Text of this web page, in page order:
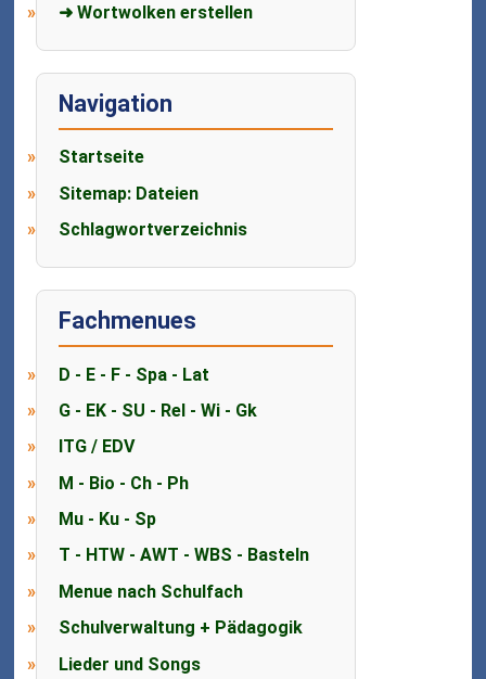
➜ Wortwolken erstellen
Navigation
Startseite
Sitemap: Dateien
Schlagwortverzeichnis
Fachmenues
D - E - F - Spa - Lat
G - EK - SU - Rel - Wi - Gk
ITG / EDV
M - Bio - Ch - Ph
Mu - Ku - Sp
T - HTW - AWT - WBS - Basteln
Menue nach Schulfach
Schulverwaltung + Pädagogik
Lieder und Songs